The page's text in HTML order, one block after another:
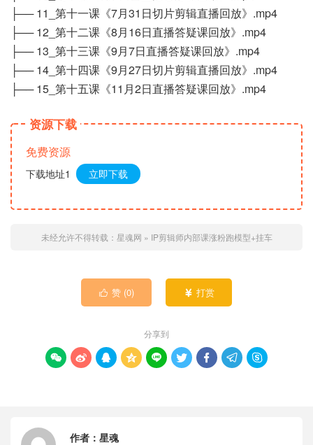
├── 11_第十一课《7月31日切片剪辑直播回放》.mp4
├── 12_第十二课《8月16日直播答疑课回放》.mp4
├── 13_第十三课《9月7日直播答疑课回放》.mp4
├── 14_第十四课《9月27日切片剪辑直播回放》.mp4
├── 15_第十五课《11月2日直播答疑课回放》.mp4
资源下载
免费资源
下载地址1 立即下载
未经允许不得转载： 星魂网 » IP剪辑师内部课涨粉跑模型+挂车
 赞 (0)  打赏
分享到
        
作者： 星魂